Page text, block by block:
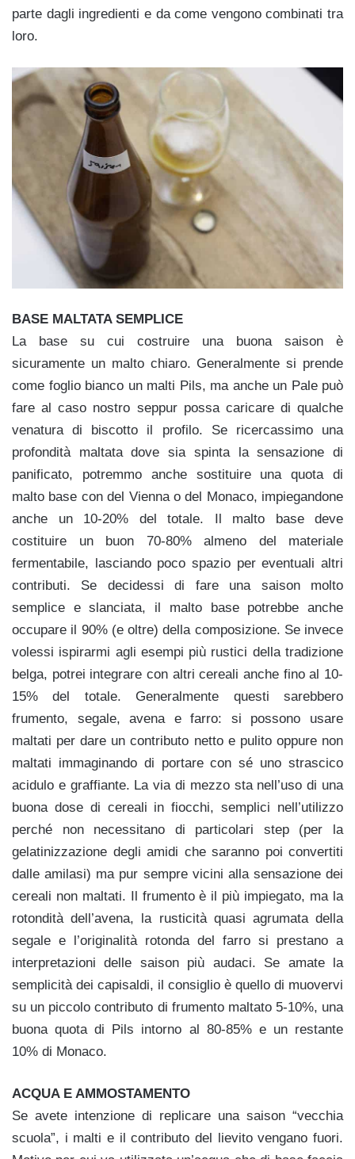
parte dagli ingredienti e da come vengono combinati tra
loro.
BASE MALTATA SEMPLICE
La base su cui costruire una buona saison è
sicuramente un malto chiaro. Generalmente si prende
come foglio bianco un malti Pils, ma anche un Pale può
fare al caso nostro seppur possa caricare di qualche
venatura di biscotto il profilo. Se ricercassimo una
profondità maltata dove sia spinta la sensazione di
panificato, potremmo anche sostituire una quota di
malto base con del Vienna o del Monaco, impiegandone
anche un 10-20% del totale. Il malto base deve
costituire un buon 70-80% almeno del materiale
fermentabile, lasciando poco spazio per eventuali altri
contributi. Se decidessi di fare una saison molto
semplice e slanciata, il malto base potrebbe anche
occupare il 90% (e oltre) della composizione. Se invece
volessi ispirarmi agli esempi più rustici della tradizione
belga, potrei integrare con altri cereali anche fino al 10-
15% del totale. Generalmente questi sarebbero
frumento, segale, avena e farro: si possono usare
maltati per dare un contributo netto e pulito oppure non
maltati immaginando di portare con sé uno strascico
acidulo e graffiante. La via di mezzo sta nell’uso di una
buona dose di cereali in fiocchi, semplici nell’utilizzo
perché non necessitano di particolari step (per la
gelatinizzazione degli amidi che saranno poi convertiti
dalle amilasi) ma pur sempre vicini alla sensazione dei
cereali non maltati. Il frumento è il più impiegato, ma la
rotondità dell’avena, la rusticità quasi agrumata della
segale e l’originalità rotonda del farro si prestano a
interpretazioni delle saison più audaci. Se amate la
semplicità dei capisaldi, il consiglio è quello di muovervi
su un piccolo contributo di frumento maltato 5-10%, una
buona quota di Pils intorno al 80-85% e un restante
10% di Monaco.
ACQUA E AMMOSTAMENTO
Se avete intenzione di replicare una saison “vecchia
scuola”, i malti e il contributo del lievito vengano fuori.